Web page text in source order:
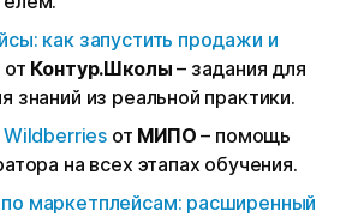
как запустить продажи и
от Контур.Школы – задания для
знаний из реальной практики.
Wildberries от МИПО– помощь
на всех этапах обучения.
маркетплейсам: расширенный